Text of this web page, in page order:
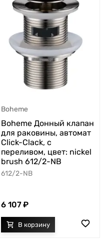
Boheme
Boheme Донный клапан
для раковины, автомат
Click-Clack, с
переливом, цвет: nickel
brush 612/2-NB
612/2-NB
6 107